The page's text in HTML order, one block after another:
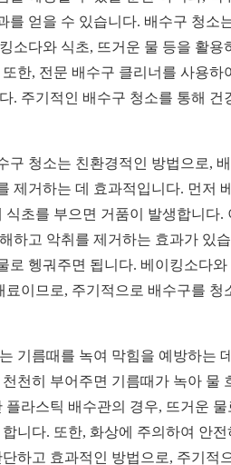
를 얻을 수 있습니다. 배수구 청소
소다와 식초, 뜨거운 물 등을 활용
한, 전문 배수구 클리너를 사용하
. 주기적인 배수구 청소를 통해 건
구 청소는 친환경적인 방법으로,
제거하는 데 효과적입니다. 먼저
초를 부으면 거품이 발생합니다.
하고 악취를 제거하는 효과가 있
로 헹궈주면 됩니다. 베이킹소다와
이므로, 주기적으로 배수구를 청
기름때를 녹여 막힘을 예방하는
천히 부어주면 기름때가 녹아 물
라스틱 배수관의 경우, 뜨거운 물
니다. 또한, 화상에 주의하여 안전
하고 효과적인 방법으로, 주기적